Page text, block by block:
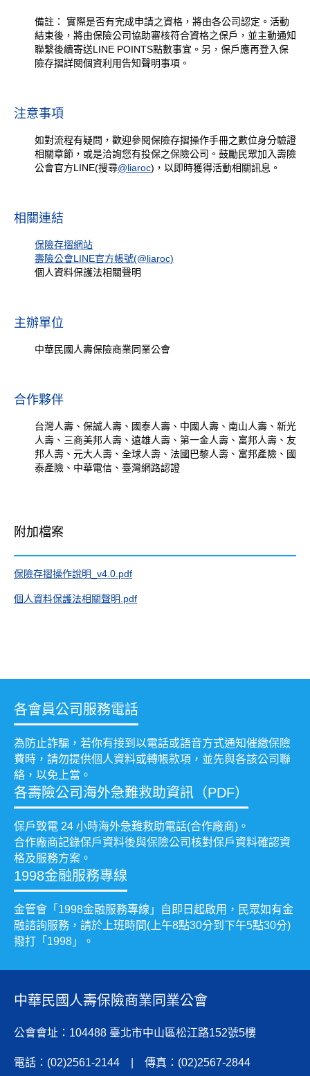
備註： 實際是否有完成申請之資格，將由各公司認定。活動
結束後，將由保險公司協助審核符合資格之保戶，並主動通知
聯繫後續寄送LINE POINTS點數事宜。另，保戶應再登入保
險存摺詳閱個資利用告知聲明事項。
注意事項
如對流程有疑問，歡迎參閱保險存摺操作手冊之數位身分驗證
相關章節，或是洽詢您有投保之保險公司。鼓勵民眾加入壽險
公會官方LINE(搜尋@liaroc)，以即時獲得活動相關訊息。
相關連結
保險存摺網站
壽險公會LINE官方帳號(@liaroc)
個人資料保護法相關聲明
主辦單位
中華民國人壽保險商業同業公會
合作夥伴
台灣人壽、保誠人壽、國泰人壽、中國人壽、南山人壽、新光
人壽、三商美邦人壽、遠雄人壽、第一金人壽、富邦人壽、友
邦人壽、元大人壽、全球人壽、法國巴黎人壽、富邦產險、國
泰產險、中華電信、臺灣網路認證
附加檔案
保險存摺操作說明_v4.0.pdf
個人資料保護法相關聲明.pdf
各會員公司服務電話
為防止詐騙，若你有接到以電話或語音方式通知催繳保險
費時，請勿提供個人資料或轉帳款項，並先與各該公司聯
絡，以免上當。
各壽險公司海外急難救助資訊（PDF）
保戶致電 24 小時海外急難救助電話(合作廠商)。
合作廠商記錄保戶資料後與保險公司核對保戶資料確認資
格及服務方案。
1998金融服務專線
金管會「1998金融服務專線」自即日起啟用，民眾如有金
融諮詢服務，請於上班時間(上午8點30分到下午5點30分)
撥打「1998」。
中華民國人壽保險商業同業公會
公會會址：104488 臺北市中山區松江路152號5樓
電話：(02)2561-2144 | 傳真：(02)2567-2844